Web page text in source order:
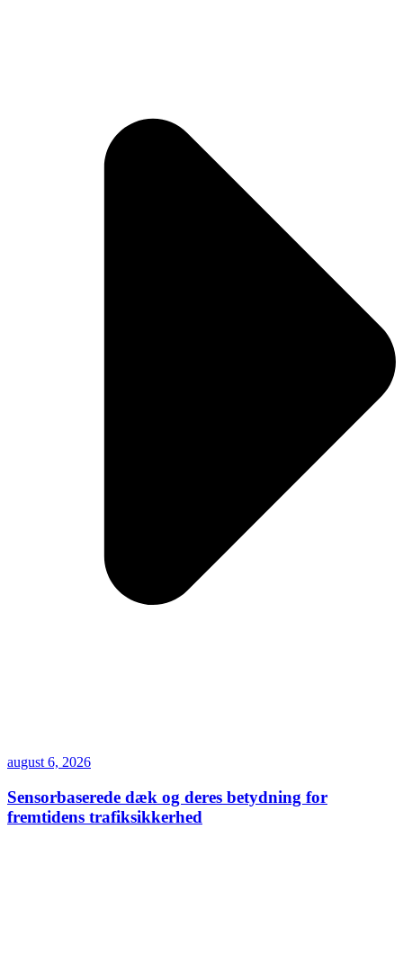
august 6, 2026
Sensorbaserede dæk og deres betydning for
fremtidens trafiksikkerhed